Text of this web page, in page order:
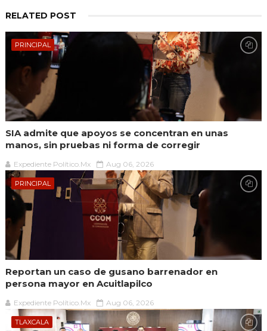
RELATED POST
PRINCIPAL
SIA admite que apoyos se concentran en unas
manos, sin pruebas ni forma de corregir
Expediente Político.Mx Aug 06, 2026
PRINCIPAL
Reportan un caso de gusano barrenador en
persona mayor en Acuitlapilco
Expediente Político.Mx Aug 06, 2026
TLAXCALA